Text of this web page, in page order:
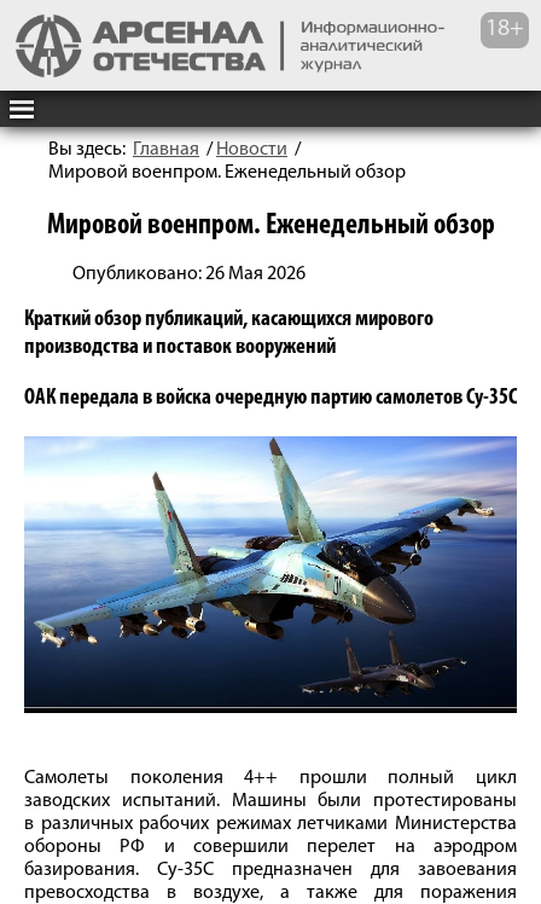
Вы здесь: Главная / Новости /
Мировой военпром. Еженедельный обзор
Мировой военпром. Еженедельный обзор
Опубликовано: 26 Мая 2026
Краткий обзор публикаций, касающихся мирового
производства и поставок вооружений
ОАК передала в войска очередную партию самолетов Су-35С
Самолеты поколения 4++ прошли полный цикл
заводских испытаний. Машины были протестированы
в различных рабочих режимах летчиками Министерства
обороны РФ и совершили перелет на аэродром
базирования. Су-35С предназначен для завоевания
превосходства в воздухе, а также для поражения